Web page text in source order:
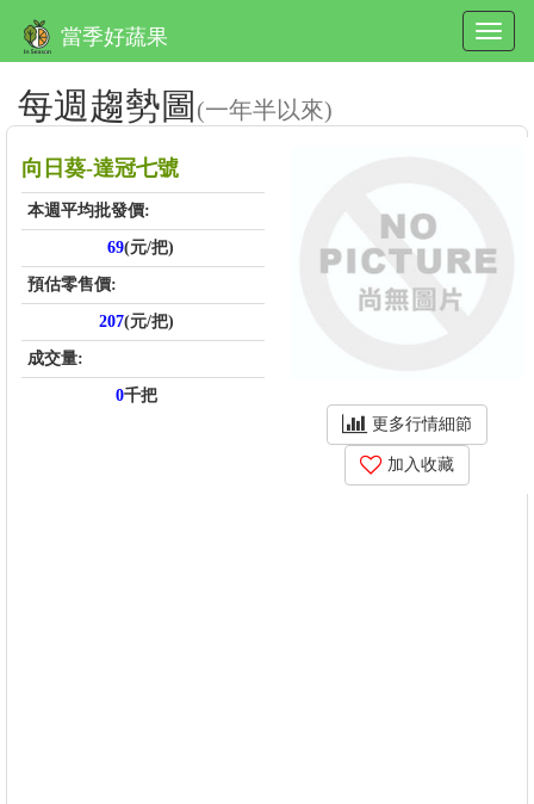
當季好蔬果
每週趨勢圖 (一年半以來)
向日葵-達冠七號
本週平均批發價:
69(元/把)
預估零售價:
207(元/把)
成交量:
0千把
更多行情細節
加入收藏